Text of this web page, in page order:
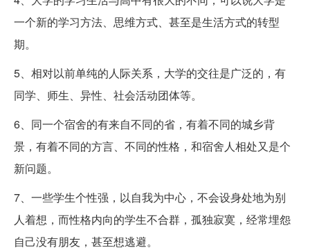
一个新的学习方法、思维方式、甚至是生活方式的转型
期。
5、相对以前单纯的人际关系，大学的交往是广泛的，有
同学、师生、异性、社会活动团体等。
6、同一个宿舍的有来自不同的省，有着不同的城乡背
景，有着不同的方言、不同的性格，和宿舍人相处又是个
新问题。
7、一些学生个性强，以自我为中心，不会设身处地为别
人着想，而性格内向的学生不合群，孤独寂寞，经常埋怨
自己没有朋友，甚至想逃避。